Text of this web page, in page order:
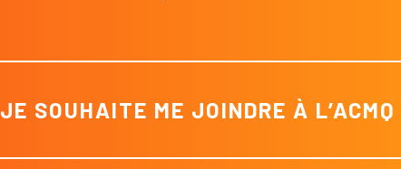
JE SOUHAITE ME JOINDRE À L’ACMQ